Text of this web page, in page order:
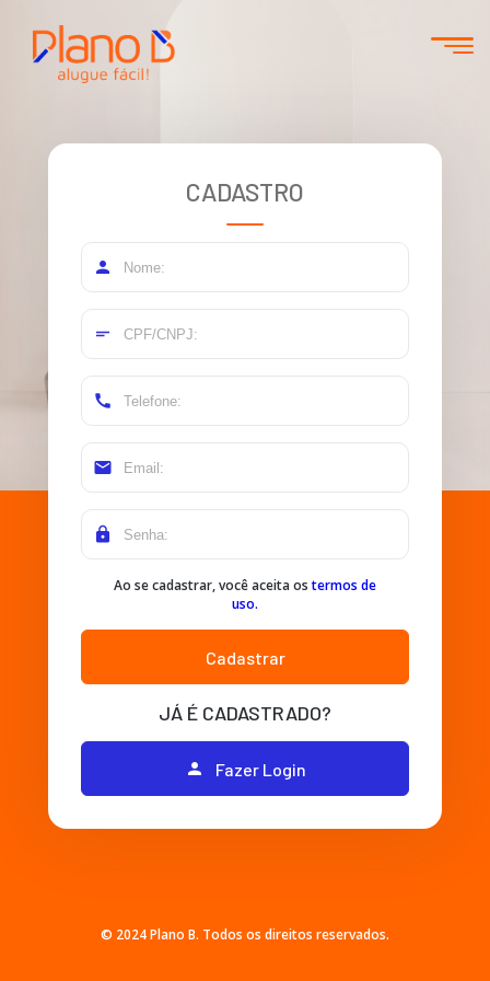
© 2024 Plano B. Todos os direitos reservados.
CADASTRO
person
short_text
call
email
lock
Ao se cadastrar, você aceita ostermos de
uso.
Cadastrar
JÁ É CADASTRADO?
person Fazer Login